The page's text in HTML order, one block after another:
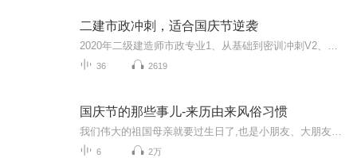
二建市政冲刺，适合国庆节逆袭
36 2619
国庆节的那些事儿-来历由来风俗习惯
6 2万